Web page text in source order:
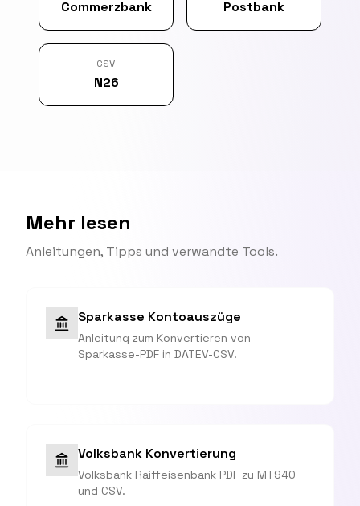
Commerzbank Postbank
CSV
N26
Mehr lesen
Anleitungen, Tipps und verwandte Tools.
Sparkasse Kontoauszüge
Anleitung zum Konvertieren von
Sparkasse-PDF in DATEV-CSV.
Volksbank Konvertierung
Volksbank Raiffeisenbank PDF zu MT940
und CSV.